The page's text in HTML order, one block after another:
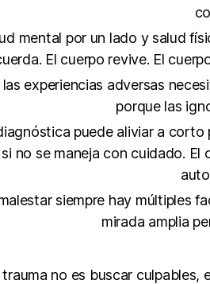
mental por un lado y salud
El cuerpo revive. El
las experiencias adversas
porque las
puede aliviar a
no se maneja con cuidado. El
siempre hay múltiples
mirada amplia
no es buscar culpables,